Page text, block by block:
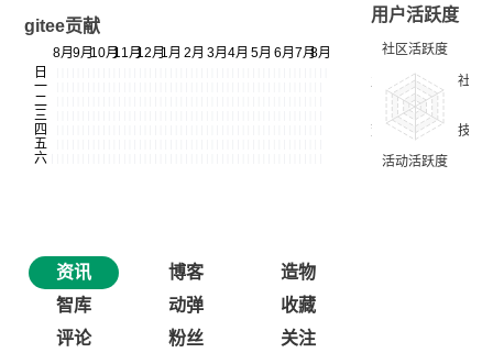
gitee贡献
用户活跃度
资讯 博客
造物
智库
动弹
收藏
评论
粉丝 关注